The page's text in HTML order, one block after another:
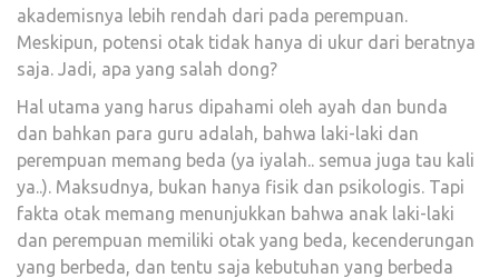
akademisnya lebih rendah dari pada perempuan.
Meskipun, potensi otak tidak hanya di ukur dari beratnya
saja. Jadi, apa yang salah dong?
Hal utama yang harus dipahami oleh ayah dan bunda
dan bahkan para guru adalah, bahwa laki-laki dan
perempuan memang beda (ya iyalah.. semua juga tau kali
ya..). Maksudnya, bukan hanya fisik dan psikologis. Tapi
fakta otak memang menunjukkan bahwa anak laki-laki
dan perempuan memiliki otak yang beda, kecenderungan
yang berbeda, dan tentu saja kebutuhan yang berbeda